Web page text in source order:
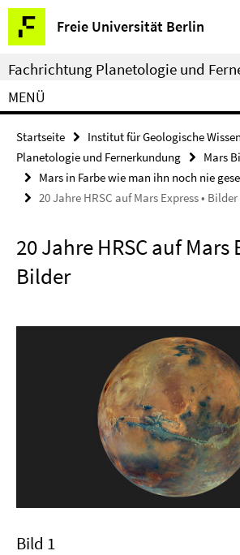
Springe
direkt
zu
Inhalt
Freie Universität Berlin
Service-
Navigation
Fachrichtung Planetologie und
MENÜ
Startseite
Institut für Geologische
Planetologie und Fernerkundung
Mars
Mars in Farbe wie man ihn noch nie
20 Jahre HRSC auf Mars Express • Bilder
20 Jahre HRSC auf Mars
Bilder
Bild 1